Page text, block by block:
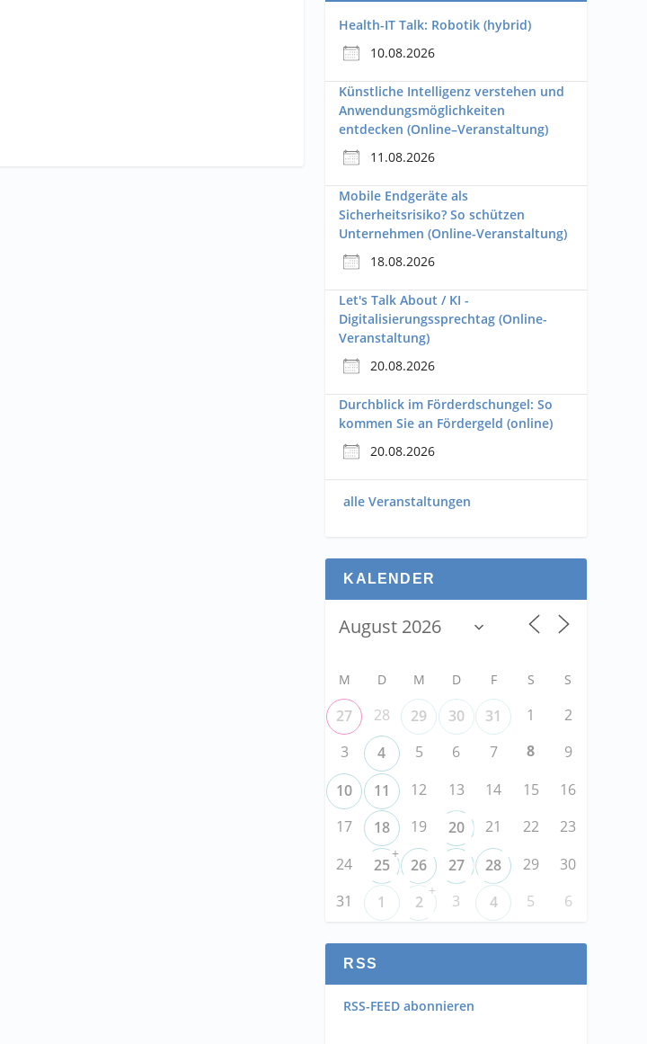
Health-IT Talk: Robotik (hybrid)
10.08.2026
Künstliche Intelligenz verstehen und
Anwendungsmöglichkeiten
entdecken (Online–Veranstaltung)
11.08.2026
Mobile Endgeräte als
Sicherheitsrisiko? So schützen
Unternehmen (Online-Veranstaltung)
18.08.2026
Let's Talk About / KI -
Digitalisierungssprechtag (Online-
Veranstaltung)
20.08.2026
Durchblick im Förderdschungel: So
kommen Sie an Fördergeld (online)
20.08.2026
alle Veranstaltungen
KALENDER
M D M D F S S
27 28 29 30 31 1
2
3
4 5 6 7 8
9
10
11 12 13 14 15
16
17
18 19 20 21 22
23
24
25
+
26 27 28 29
30
31
1 2
+
3 4 5 6
RSS
RSS-FEED abonnieren